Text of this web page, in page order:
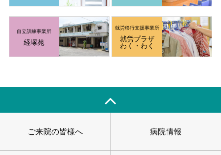
自立訓練事業所
経塚苑
就労移行支援事業所
就労プラザ
わく・わく
ご来院の皆様へ 病院情報